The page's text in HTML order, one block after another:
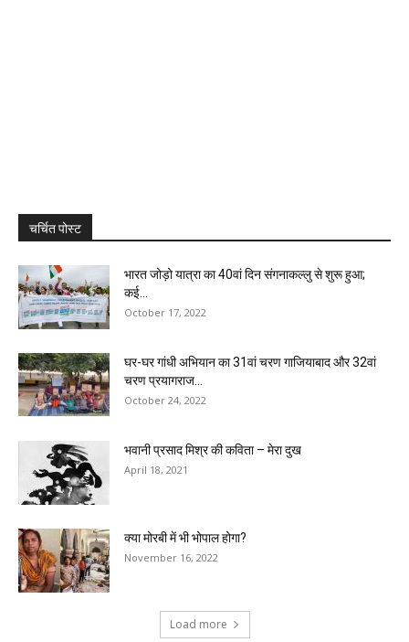
चर्चित पोस्ट
भारत जोड़ो यात्रा का 40वां दिन संगनाकल्लु से शुरू हुआ;
कई...
October 17, 2022
घर-घर गांधी अभियान का 31वां चरण गाजियाबाद और 32वां
चरण प्रयागराज...
October 24, 2022
भवानी प्रसाद मिश्र की कविता – मेरा दुख
April 18, 2021
क्या मोरबी में भी भोपाल होगा?
November 16, 2022
Load more